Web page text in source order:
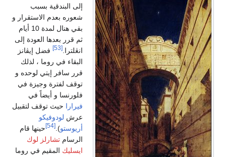
إلى البندقية بسبب
شعوره بعدم الاستقرار و
بقي هنال لمدة 10 أيام
ثم قرر بعدها العودة إلى
انڠلترا.[53]
فضل إيڤانز
البقاء في روما ، لذلك
قرر سافر إيتي لوحده و
توقف لفترة وجيزة في
فلورنسا و أيضاً في
فيرارا حيث توقف لتقبيل
عرش لودوفيكو
أريوستو).
[54]
حينها قام
الرسام تشارلز لوك
ايسليك المقيم في روما